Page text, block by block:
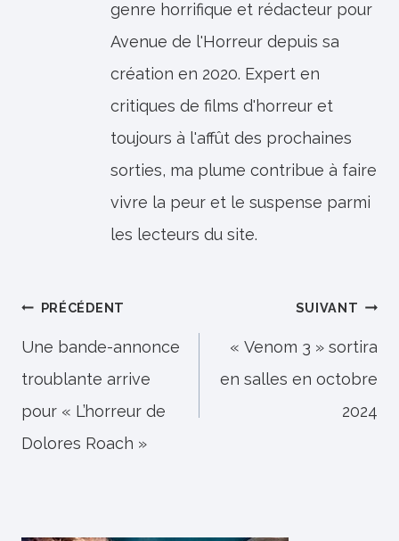
genre horrifique et rédacteur pour
Avenue de l'Horreur depuis sa
création en 2020. Expert en
critiques de films d'horreur et
toujours à l'affût des prochaines
sorties, ma plume contribue à faire
vivre la peur et le suspense parmi
les lecteurs du site.
Navigation
de
l’article
PRÉCÉDENT
Une bande-annonce
troublante arrive
pour « L’horreur de
Dolores Roach »
SUIVANT
« Venom 3 » sortira
en salles en octobre
2024